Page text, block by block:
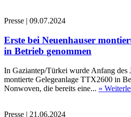
Presse | 09.07.2024
Erste bei Neuenhauser
in Betrieb genommen
In Gaziantep/Türkei wurde Anfang des
montierte Gelegeanlage TTX2600 in
Nonwoven, die bereits eine... »
Presse | 21.06.2024